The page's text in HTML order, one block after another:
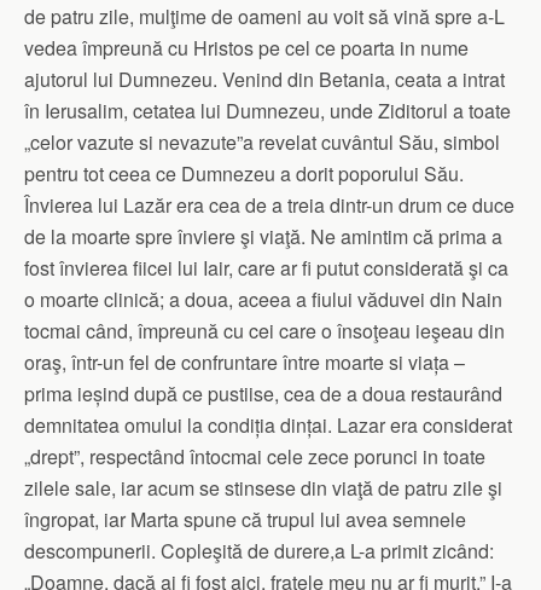
de patru zile, mulţime de oameni au voit să vină spre a-L
vedea împreună cu Hristos pe cel ce poarta in nume
ajutorul lui Dumnezeu. Venind din Betania, ceata a intrat
în Ierusalim, cetatea lui Dumnezeu, unde Ziditorul a toate
„celor vazute si nevazute”a revelat cuvântul Său, simbol
pentru tot ceea ce Dumnezeu a dorit poporului Său.
Învierea lui Lazăr era cea de a treia dintr-un drum ce duce
de la moarte spre înviere şi viaţă. Ne amintim că prima a
fost învierea fiicei lui Iair, care ar fi putut considerată şi ca
o moarte clinică; a doua, aceea a fiului văduvei din Nain
tocmai când, împreună cu cei care o însoţeau ieşeau din
oraş, într-un fel de confruntare între moarte si viața –
prima ieșind după ce pustiise, cea de a doua restaurând
demnitatea omului la condiția dințai. Lazar era considerat
„drept”, respectând întocmai cele zece porunci in toate
zilele sale, iar acum se stinsese din viaţă de patru zile şi
îngropat, iar Marta spune că trupul lui avea semnele
descompunerii. Copleşită de durere,a L-a primit zicând:
„Doamne, dacă ai fi fost aici, fratele meu nu ar fi murit.” I-a